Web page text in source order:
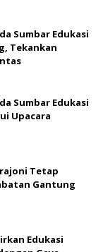
Sumbar Edukasi
Tekankan
Sumbar Edukasi
Upacara
Tetap
Gantung
Edukasi